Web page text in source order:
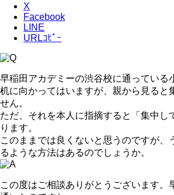
X
Facebook
LINE
URLｺﾋﾟｰ
早稲田アカデミーの渋谷校に通っている
机に向かってはいますが、親から見ると
せん。
ただ、それを本人に指摘すると「集中し
ります。
このままでは良くないと思うのですが、
るような方法はあるのでしょうか。
この度はご相談ありがとうございます。